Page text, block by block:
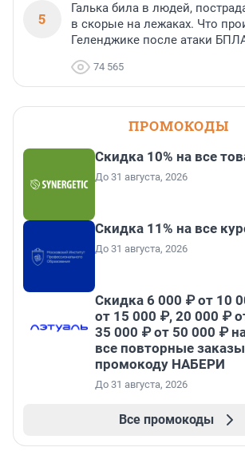
5
Галька била в людей,
в скорые на лежаках. Что
Геленджике после атаки
74 565
ПРОМОКОДЫ
Скидка 10% на все
До 31 августа, 2026
Скидка 11% на все
До 31 августа, 2026
Скидка 6 000 ₽ от 10
от 15 000 ₽, 20 000 ₽
35 000 ₽ от 50 000 ₽
все повторные
промокоду НАБЕРИ
До 31 августа, 2026
Все промокоды